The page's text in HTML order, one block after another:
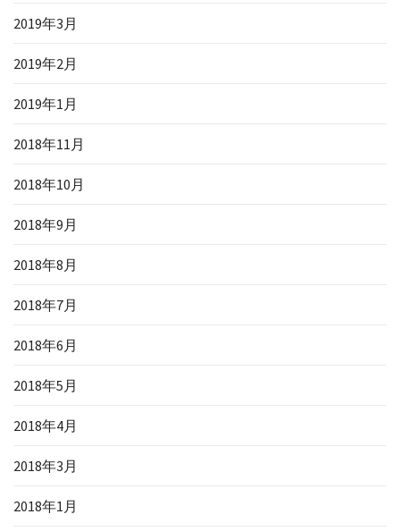
2019年3月
2019年2月
2019年1月
2018年11月
2018年10月
2018年9月
2018年8月
2018年7月
2018年6月
2018年5月
2018年4月
2018年3月
2018年1月